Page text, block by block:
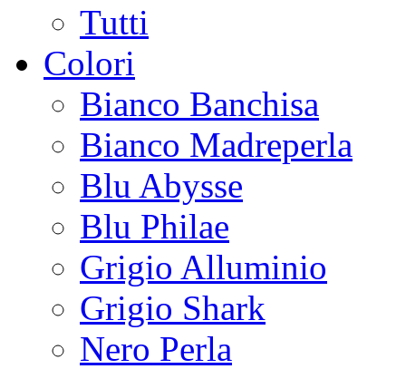
Tutti
Colori
Bianco Banchisa
Bianco Madreperla
Blu Abysse
Blu Philae
Grigio Alluminio
Grigio Shark
Nero Perla